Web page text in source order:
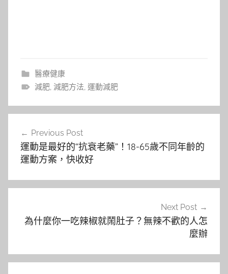
醫療健康
減肥, 減肥方法, 運動減肥
章
導
覽
Previous Post
運動是最好的“抗衰老藥”！18-65歲不同年齡的
運動方案，快收好
Next Post
為什麼你一吃辣椒就鬧肚子？無辣不歡的人怎
麼辦